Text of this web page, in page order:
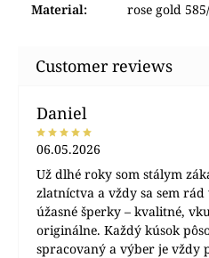
Material: rose gold
Daniel
06.05.2026
Už dlhé roky som stálym
zlatníctva a vždy sa sem
úžasné šperky – kvalitné,
originálne. Každý kúsok
spracovaný a výber je vždy